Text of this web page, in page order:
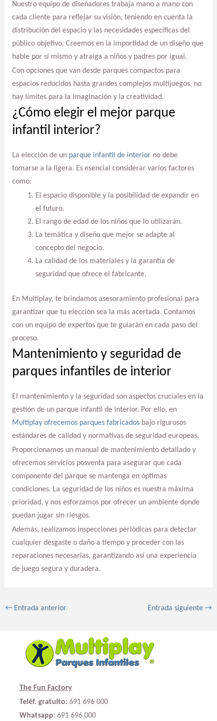
Nuestro equipo de diseñadores trabaja mano a mano con
cada cliente para reflejar su visión, teniendo en cuenta la
distribución del espacio y las necesidades específicas del
público objetivo. Creemos en la importidad de un diseño que
hable por sí mismo y atraiga a niños y padres por igual.
Con opciones que van desde parques compactos para
espacios reducidos hasta grandes complejos multijuegos, no
hay límites para la imaginación y la creatividad.
¿Cómo elegir el mejor parque
infantil interior?
La elección de un parque infantil de interiorno debe
tomarse a la ligera. Es esencial considerar varios factores
como:
El espacio disponible y la posibilidad de expandir en
el futuro.
El rango de edad de los niños que lo utilizarán.
La temática y diseño que mejor se adapte al
concepto del negocio.
La calidad de los materiales y la garantía de
seguridad que ofrece el fabricante.
En Multiplay, te brindamos asesoramiento profesional para
garantizar que tu elección sea la más acertada. Contamos
con un equipo de expertos que te guiarán en cada paso del
proceso.
Mantenimiento y seguridad de
parques infantiles de interior
El mantenimiento y la seguridad son aspectos cruciales en la
gestión de un parque infantil de interior. Por ello, en
Multiplay ofrecemos parques fabricadosbajo rigurosos
estándares de calidad y normativas de seguridad europeas.
Proporcionamos un manual de mantenimiento detallado y
ofrecemos servicios posventa para asegurar que cada
componente del parque se mantenga en óptimas
condiciones. La seguridad de los niños es nuestra máxima
prioridad, y nos esforzamos por ofrecer un ambiente donde
puedan jugar sin riesgos.
Además, realizamos inspecciones periódicas para detectar
cualquier desgaste o daño a tiempo y proceder con las
reparaciones necesarias, garantizando así una experiencia
de juego segura y duradera.
←Entrada anterior Entrada siguiente→
The Fun Factory
Teléf. gratuito: 691 696 000
Whatsapp: 691 696 000